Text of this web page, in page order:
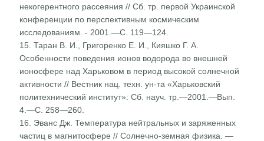
некогерентного рассеяния // Сб. тр. первой Украинской
конференции по перспективным космическим
исследованиям. - 2001.—С. 119—124.
15. Таран В. И., Григоренко Е. И., Кияшко Г. А.
Особенности поведения ионов водорода во внешней
ионосфере над Харь­ковом в период высокой солнечной
активности // Вестник нац. техн. ун-та «Харьковский
политехнический институт»: Сб. науч. тр.—2001.—Вып.
4.—С. 258—260.
16. Эванс Дж. Температура нейтральных и заряженных
частиц в магнитосфере // Солнечно-земная физика. —